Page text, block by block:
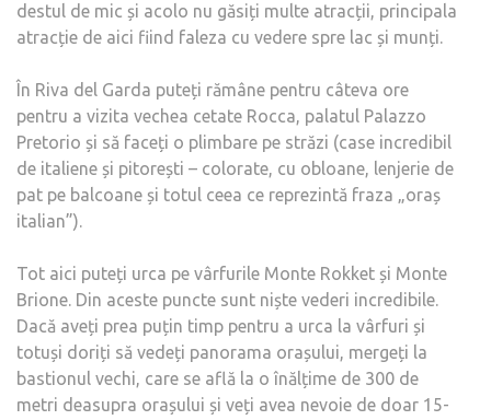
destul de mic și acolo nu găsiți multe atracții, principala
atracție de aici fiind faleza cu vedere spre lac și munți.
În Riva del Garda puteți rămâne pentru câteva ore
pentru a vizita vechea cetate Rocca, palatul Palazzo
Pretorio și să faceți o plimbare pe străzi (case incredibil
de italiene și pitorești – colorate, cu obloane, lenjerie de
pat pe balcoane și totul ceea ce reprezintă fraza „oraș
italian”).
Tot aici puteți urca pe vârfurile Monte Rokket și Monte
Brione. Din aceste puncte sunt niște vederi incredibile.
Dacă aveți prea puțin timp pentru a urca la vârfuri și
totuși doriți să vedeți panorama orașului, mergeți la
bastionul vechi, care se află la o înălțime de 300 de
metri deasupra orașului și veți avea nevoie de doar 15-